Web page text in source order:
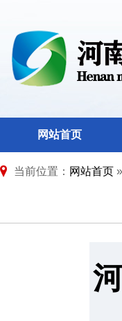
网站首页
当前位置： 网站首页 »